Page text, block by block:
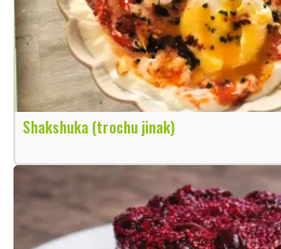
Shakshuka (trochu jinak)